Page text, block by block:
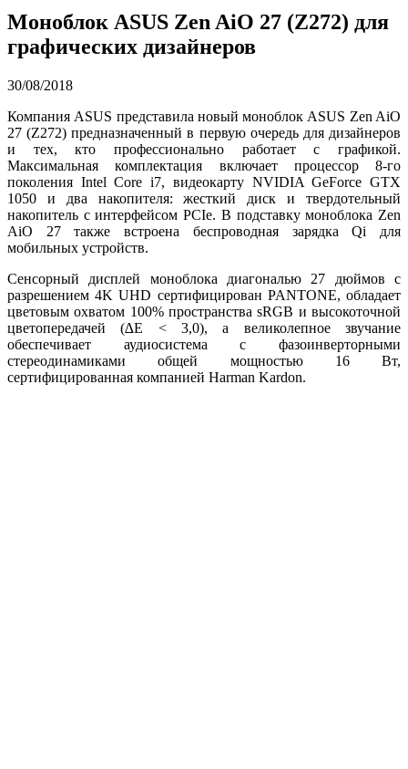
Моноблок ASUS Zen AiO 27 (Z272) для
графических дизайнеров
30/08/2018
Компания ASUS представила новый моноблок ASUS Zen AiO
27 (Z272) предназначенный в первую очередь для дизайнеров
и тех, кто профессионально работает с графикой.
Максимальная комплектация включает процессор 8-го
поколения Intel Core i7, видеокарту NVIDIA GeForce GTX
1050 и два накопителя: жесткий диск и твердотельный
накопитель с интерфейсом PCIe. В подставку моноблока Zen
AiO 27 также встроена беспроводная зарядка Qi для
мобильных устройств.
Сенсорный дисплей моноблока диагональю 27 дюймов с
разрешением 4K UHD сертифицирован PANTONE, обладает
цветовым охватом 100% пространства sRGB и высокоточной
цветопередачей (∆E < 3,0), а великолепное звучание
обеспечивает аудиосистема с фазоинверторными
стереодинамиками общей мощностью 16 Вт,
сертифицированная компанией Harman Kardon.